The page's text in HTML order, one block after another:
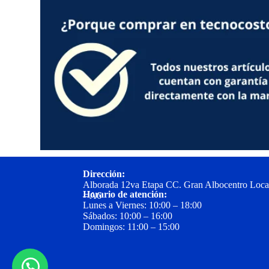
Dirección:
Alborada 12va Etapa CC. Gran Albocentro
– A6
Horario de atención:
Lunes a Viernes: 10:00 – 18:00
Sábados: 10:00 – 16:00
Domingos: 11:00 – 15:00